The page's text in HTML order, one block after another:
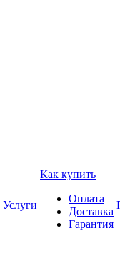
Услуги
Как купить
Оплата
Доставка
Гарантия